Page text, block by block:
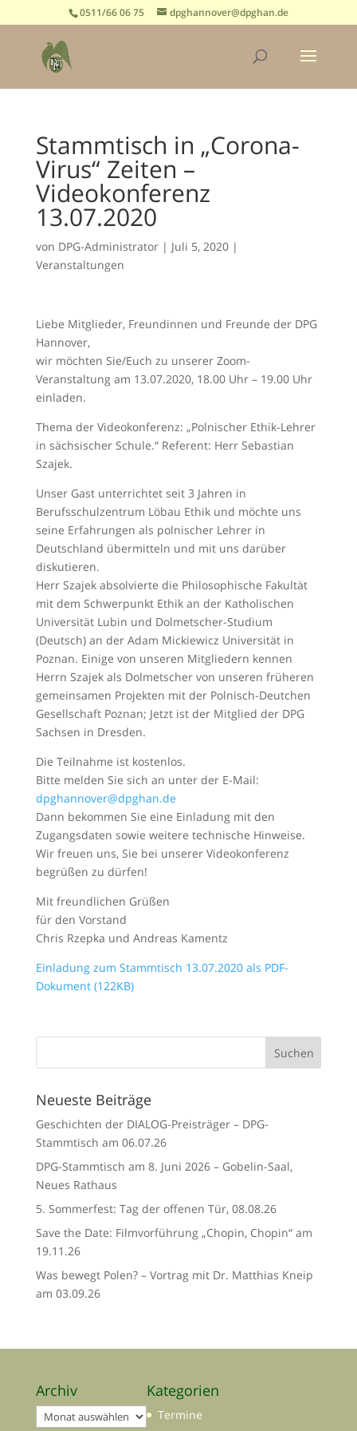
0511/66 06 75 dpghannover@dpghan.de
Stammtisch in „Corona-
Virus“ Zeiten –
Videokonferenz
13.07.2020
von DPG-Administrator| Juli 5, 2020|
Veranstaltungen
Liebe Mitglieder, Freundinnen und Freunde der DPG
Hannover,
wir möchten Sie/Euch zu unserer Zoom-
Veranstaltung am 13.07.2020, 18.00 Uhr – 19.00 Uhr
einladen.
Thema der Videokonferenz: „Polnischer Ethik-Lehrer
in sächsischer Schule.“ Referent: Herr Sebastian
Szajek.
Unser Gast unterrichtet seit 3 Jahren in
Berufsschulzentrum Löbau Ethik und möchte uns
seine Erfahrungen als polnischer Lehrer in
Deutschland übermitteln und mit uns darüber
diskutieren.
Herr Szajek absolvierte die Philosophische Fakultät
mit dem Schwerpunkt Ethik an der Katholischen
Universität Lubin und Dolmetscher-Studium
(Deutsch) an der Adam Mickiewicz Universität in
Poznan. Einige von unseren Mitgliedern kennen
Herrn Szajek als Dolmetscher von unseren früheren
gemeinsamen Projekten mit der Polnisch-Deutchen
Gesellschaft Poznan; Jetzt ist der Mitglied der DPG
Sachsen in Dresden.
Die Teilnahme ist kostenlos.
Bitte melden Sie sich an unter der E-Mail:
dpghannover@dpghan.de
Dann bekommen Sie eine Einladung mit den
Zugangsdaten sowie weitere technische Hinweise.
Wir freuen uns, Sie bei unserer Videokonferenz
begrüßen zu dürfen!
Mit freundlichen Grüßen
für den Vorstand
Chris Rzepka und Andreas Kamentz
Einladung zum Stammtisch 13.07.2020 als PDF-
Dokument (122KB)
Neueste Beiträge
Geschichten der DIALOG-Preisträger – DPG-
Stammtisch am 06.07.26
DPG-Stammtisch am 8. Juni 2026 – Gobelin-Saal,
Neues Rathaus
5. Sommerfest: Tag der offenen Tür, 08.08.26
Save the Date: Filmvorführung „Chopin, Chopin“ am
19.11.26
Was bewegt Polen? – Vortrag mit Dr. Matthias Kneip
am 03.09.26
Archiv
Archiv
Kategorien
Termine